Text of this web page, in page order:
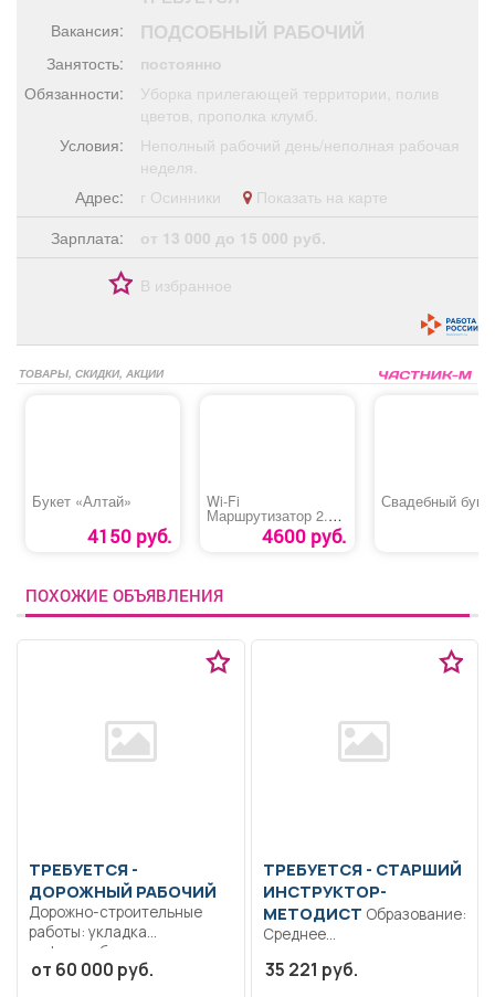
Вакансия: ПОДСОБНЫЙ РАБОЧИЙ
Занятость:
постоянно
Обязанности:
Уборка прилегающей территории, полив
цветов, прополка клумб.
Условия:
Неполный рабочий день/неполная рабочая
неделя.
Адрес:
г Осинники
Показать на карте
Зарплата:
от 13 000 до 15 000 руб.
В избранное
ТОВАРЫ, СКИДКИ, АКЦИИ
Букет «Алтай»
4150 руб.
Wi-Fi
Маршрутизатор 2.4 /
5 ГГц (1000 Мбит/с)
4600 руб.
Свадебный
ПОХОЖИЕ ОБЪЯВЛЕНИЯ
ТРЕБУЕТСЯ -
ДОРОЖНЫЙ РАБОЧИЙ
Дорожно-строительные
работы: укладка
асфальтобетонных слоев,
монтаж бортового камня,
от 60 000 руб.
ТРЕБУЕТСЯ - СТАРШИЙ
ИНСТРУКТОР-
МЕТОДИСТ
Среднее
образование..
35 221 руб.